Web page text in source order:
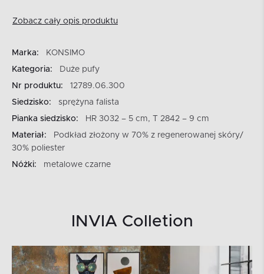
Zobacz cały opis produktu
Marka:
KONSIMO
Kategoria:
Duże pufy
Nr produktu:
12789.06.300
Siedzisko:
sprężyna falista
Pianka siedzisko:
HR 3032 – 5 cm, T 2842 – 9 cm
Materiał:
Podkład złożony w 70% z regenerowanej skóry/
30% poliester
Nóżki:
metalowe czarne
INVIA Colletion